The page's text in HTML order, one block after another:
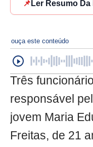
📌 Ler Resumo
ouça este conteúdo
Três
responsável
jovem Maria
Freitas, de 21